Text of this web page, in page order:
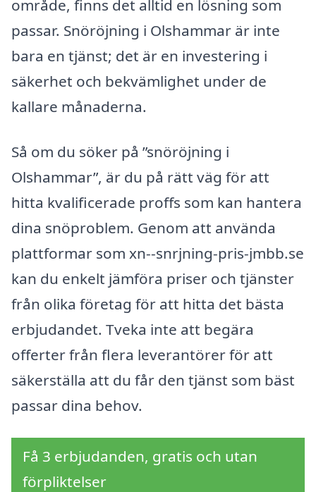
område, finns det alltid en lösning som
passar. Snöröjning i Olshammar är inte
bara en tjänst; det är en investering i
säkerhet och bekvämlighet under de
kallare månaderna.
Så om du söker på ”snöröjning i
Olshammar”, är du på rätt väg för att
hitta kvalificerade proffs som kan hantera
dina snöproblem. Genom att använda
plattformar som xn--snrjning-pris-jmbb.se
kan du enkelt jämföra priser och tjänster
från olika företag för att hitta det bästa
erbjudandet. Tveka inte att begära
offerter från flera leverantörer för att
säkerställa att du får den tjänst som bäst
passar dina behov.
Få 3 erbjudanden, gratis och utan
förpliktelser